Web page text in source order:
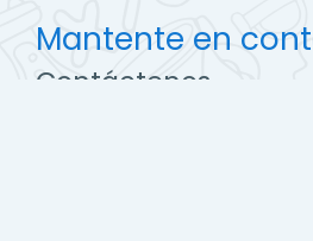
Mantente en
Contáctenos